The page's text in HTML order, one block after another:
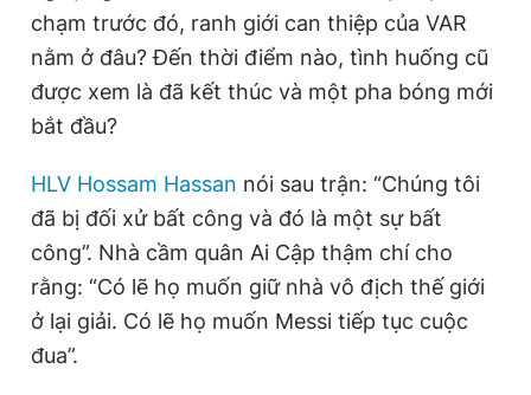
chạm trước đó, ranh giới can thiệp của VAR
nằm ở đâu? Đến thời điểm nào, tình huống cũ
được xem là đã kết thúc và một pha bóng mới
bắt đầu?
HLV Hossam Hassan nói sau trận: “Chúng tôi
đã bị đối xử bất công và đó là một sự bất
công”. Nhà cầm quân Ai Cập thậm chí cho
rằng: “Có lẽ họ muốn giữ nhà vô địch thế giới
ở lại giải. Có lẽ họ muốn Messi tiếp tục cuộc
đua”.